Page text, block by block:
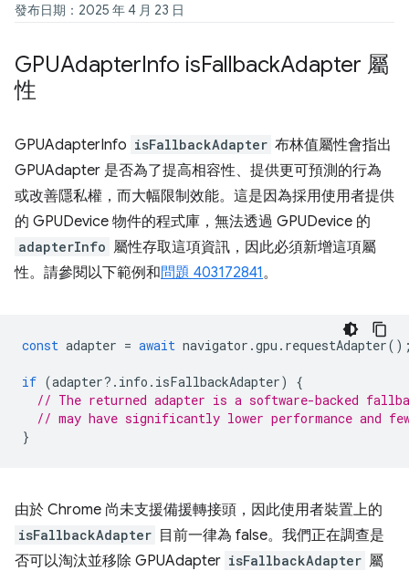
發布日期：2025 年 4 月 23 日
GPUAdapterInfo isFallbackAdapter 屬
性
GPUAdapterInfo isFallbackAdapter 布林值屬性會指出
GPUAdapter 是否為了提高相容性、提供更可預測的行為
或改善隱私權，而大幅限制效能。這是因為採用使用者提供
的 GPUDevice 物件的程式庫，無法透過 GPUDevice 的
adapterInfo 屬性存取這項資訊，因此必須新增這項屬
性。請參閱以下範例和問題 403172841。
const adapter = await navigator .gpu . requestAdapter
if (adapter? . info . isFallbackAdapter)
{
// The returned adapter is a software-backed
// may have significantly lower performance and
}
由於 Chrome 尚未支援備援轉接頭，因此使用者裝置上的
isFallbackAdapter 目前一律為 false。我們正在調查是
否可以淘汰並移除 GPUAdapter isFallbackAdapter 屬